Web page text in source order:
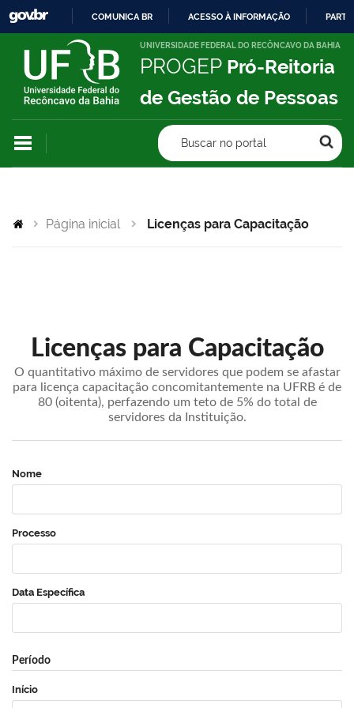
IR
PARA
CONTEÚDO
COMUNICA BR ACESSO À INFORMAÇÃO
UNIVERSIDADE FEDERAL DO RECÔNCAVO DA BAHIA
PROGEP Pró-Reitoria
de Gestão de Pessoas
Buscar no portal
Página inicial Licenças para Capacitação
Licenças para Capacitação
O quantitativo máximo de servidores que podem se afastar
para licença capacitação concomitantemente na UFRB é de
80 (oitenta), perfazendo um teto de 5% do total de
servidores da Instituição.
Nome
Processo
Data Específica
Período
Início